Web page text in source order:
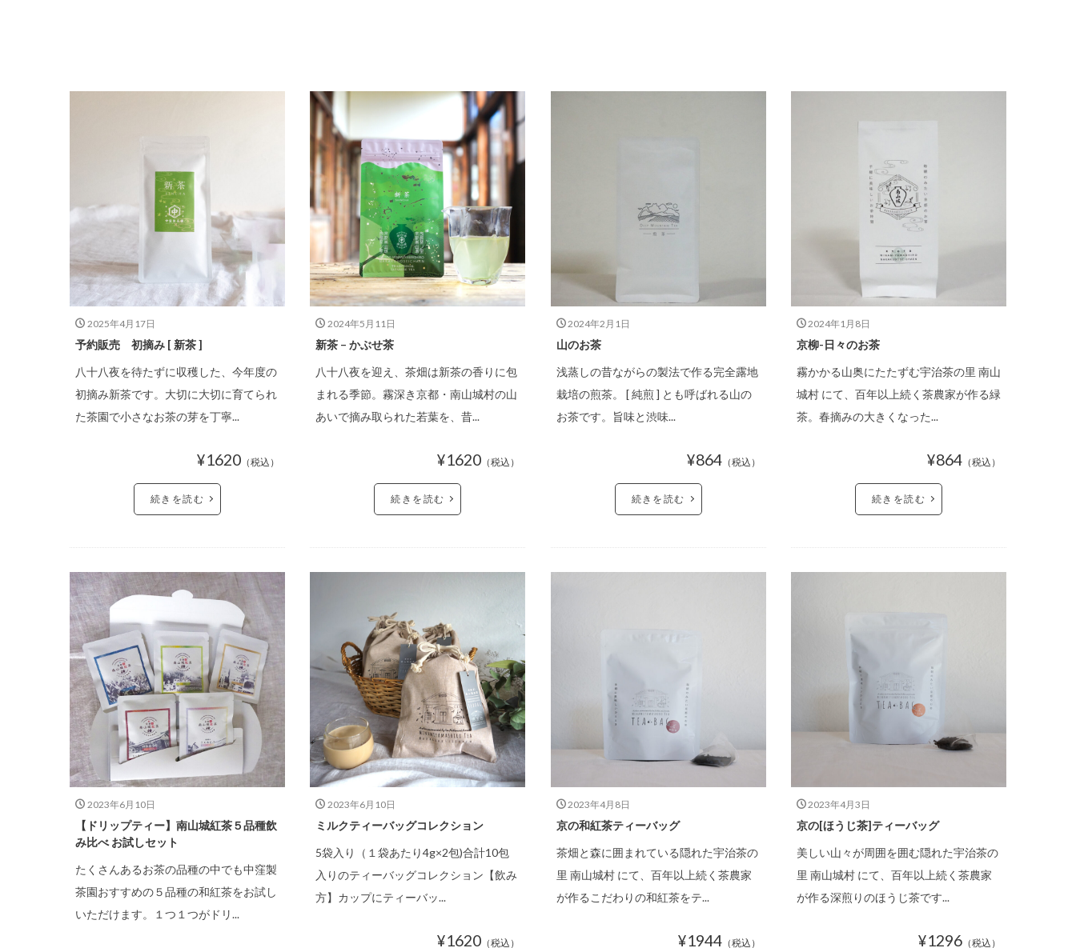
手軽に美味しい時間を選ぶなら
2025年4月17日
予約販売 初摘み [ 新茶 ]
八十八夜を待たずに収穫した、今年度の
初摘み新茶です。大切に大切に育てられ
た茶園で小さなお茶の芽を丁寧...
¥1620 （税込）
続きを読む
2024年5月11日
新茶 – かぶせ茶
八十八夜を迎え、茶畑は新茶の香りに包
まれる季節。霧深き京都・南山城村の山
あいで摘み取られた若葉を、昔...
¥1620 （税込）
続きを読む
2024年2月1日
山のお茶
浅蒸しの昔ながらの製法で作る完全露地
栽培の煎茶。 [ 純煎 ] とも呼ばれる山の
お茶です。旨味と渋味...
¥864（税込）
続きを読む
2024年1月8日
京柳-日々のお茶
霧かかる山奥にたたずむ宇治茶の里 南山
城村 にて、百年以上続く茶農家が作る緑
茶。春摘みの大きくなった...
¥864（税込）
続きを読む
2023年6月10日
【ドリップティー】南山城紅茶５品種飲
み比べ お試しセット
たくさんあるお茶の品種の中でも中窪製
茶園おすすめの５品種の和紅茶をお試し
いただけます。１つ１つがドリ...
2023年6月10日
ミルクティーバッグコレクション
5袋入り（１袋あたり4g×2包)合計10包
入りのティーバッグコレクション【飲み
方】カップにティーバッ...
¥1620 （税込）
2023年4月8日
京の和紅茶ティーバッグ
茶畑と森に囲まれている隠れた宇治茶の
里 南山城村 にて、百年以上続く茶農家
が作るこだわりの和紅茶をテ...
¥1944（税込）
2023年4月3日
京の[ほうじ茶]ティーバッグ
美しい山々が周囲を囲む隠れた宇治茶の
里 南山城村 にて、百年以上続く茶農家
が作る深煎りのほうじ茶です...
¥1296（税込）